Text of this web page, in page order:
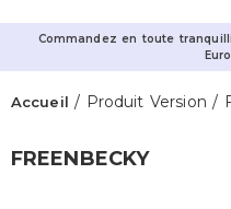
Commandez en toute
Accueil / Produit Version /
FREENBECKY